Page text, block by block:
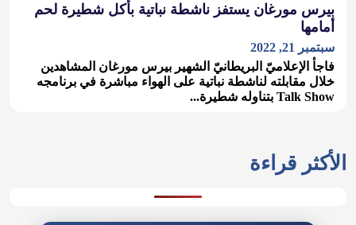
بيرس مورغان يستفز ناشطة نباتية بأكل شطيرة لحم
أمامها
سبتمبر 21, 2022
فاجأ الإعلاميّ البريطانيّ الشهير بيرس مورغان المشاهدين
خلال مقابلته لناشطة نباتية على الهواء مباشرة في برنامجه
Talk Show بتناوله شطيرة...
الأكثر قراءة